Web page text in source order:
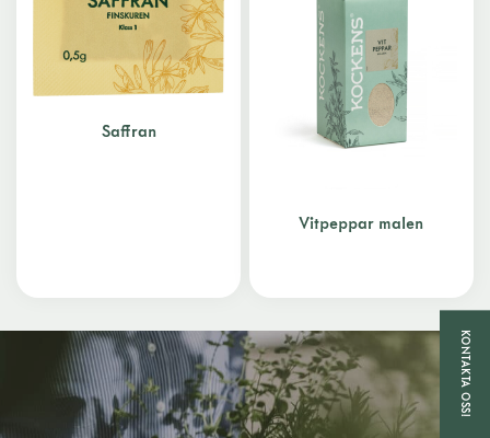
Saffran
Vitpeppar malen
KONTAKTA OSS!